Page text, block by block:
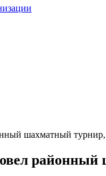
шахматный турнир,
районный